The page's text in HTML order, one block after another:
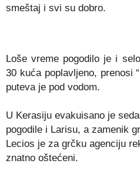
smeštaj i svi su dobro.
Loše vreme pogodilo je i
30 kuća poplavljeno, prenosi
puteva je pod vodom.
U Kerasiju evakuisano je
pogodile i Larisu, a zamenik
Lecios je za grčku agenciju
znatno oštećeni.